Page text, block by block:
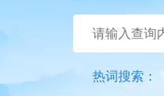
热词搜索：